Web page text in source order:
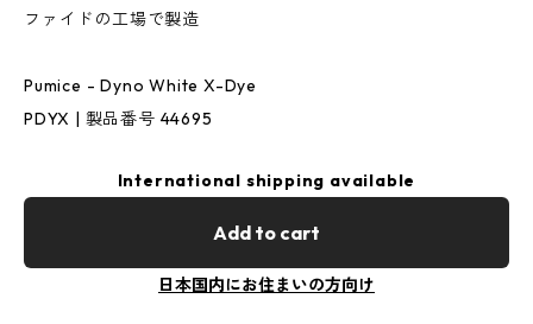
ファイドの工場で製造
Pumice - Dyno White X-Dye
PDYX | 製品番号 44695
International shipping available
Add to cart
日本国内にお住まいの方向け